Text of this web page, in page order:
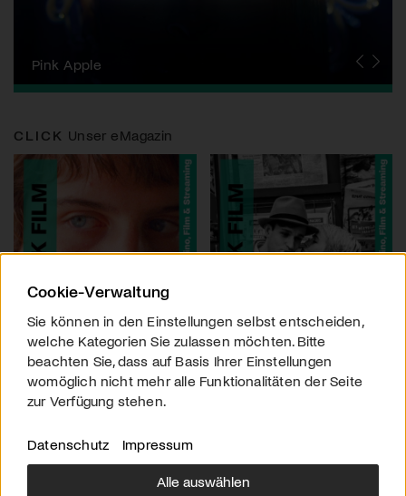
Zurich Film Festival
Pink Apple
Locarno Film Festival
Human Rights Film Festival Zurich
Yesh! Neues aus der jüdischen Filmwelt
Neuchâtel International Fantastic Film Festival
Visions du Réel
Berlinale
Solothurner Filmtage
Geneva International Film Festival
CLICK Unser eMagazin
Cookie-Verwaltung
Sie können in den Einstellungen selbst entscheiden,
welche Kategorien Sie zulassen möchten. Bitte
beachten Sie, dass auf Basis Ihrer Einstellungen
womöglich nicht mehr alle Funktionalitäten der Seite
zur Verfügung stehen.
Datenschutz Impressum
Alle auswählen